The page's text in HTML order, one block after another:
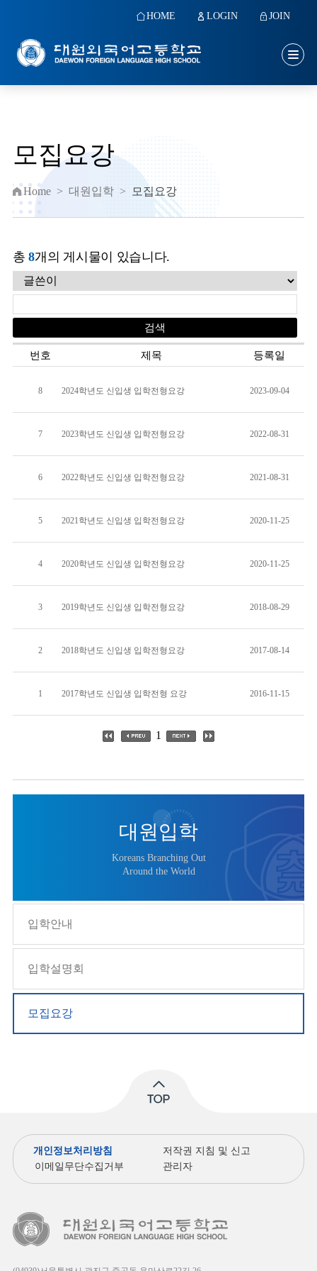
HOME LOGIN JOIN
대원입학
Koreans Branching Out
Around the World
입학안내
입학설명회
모집요강
모집요강
Home > 대원입학 > 모집요강
총8개의 게시물이 있습니다.
번호 제목 등록일
8 2024학년도 신입생 입학전형요강 2023-09-04
7 2023학년도 신입생 입학전형요강 2022-08-31
6 2022학년도 신입생 입학전형요강 2021-08-31
5 2021학년도 신입생 입학전형요강 2020-11-25
4 2020학년도 신입생 입학전형요강 2020-11-25
3 2019학년도 신입생 입학전형요강 2018-08-29
2 2018학년도 신입생 입학전형요강 2017-08-14
1 2017학년도 신입생 입학전형 요강 2016-11-15
1
개인정보처리방침
저작권 지침 및 신고
이메일무단수집거부
관리자